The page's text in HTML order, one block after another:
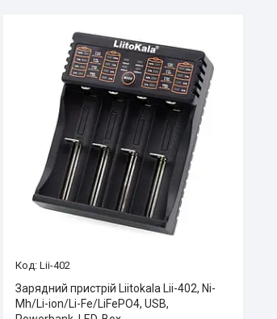
Lii-402
Зарядний пристрій Liitokala Lii-402, Ni-
Mh/Li-ion/Li-Fe/LiFePO4, USB,